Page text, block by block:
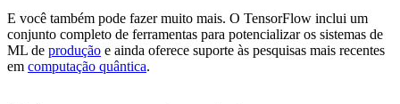
E você também pode fazer muito mais. O TensorFlow inclui um
conjunto completo de ferramentas para potencializar os sistemas de
ML de produção e ainda oferece suporte às pesquisas mais recentes
em computação quântica.